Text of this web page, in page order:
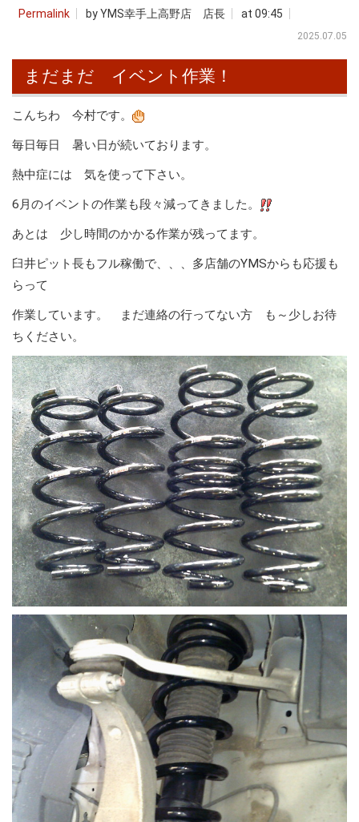
Permalink by YMS幸手上高野店 店長 at 09:45
2025.07.05
まだまだ イベント作業！
こんちわ 今村です。
毎日毎日 暑い日が続いております。
熱中症には 気を使って下さい。
6月のイベントの作業も段々減ってきました。
あとは 少し時間のかかる作業が残ってます。
臼井ピット長もフル稼働で、、、多店舗のYMSからも応援も
らって
作業しています。 まだ連絡の行ってない方 も～少しお待
ちください。